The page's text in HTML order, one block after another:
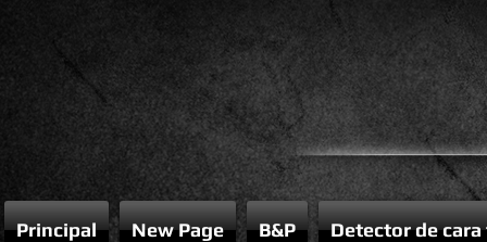
Principal New Page B&P Detector de